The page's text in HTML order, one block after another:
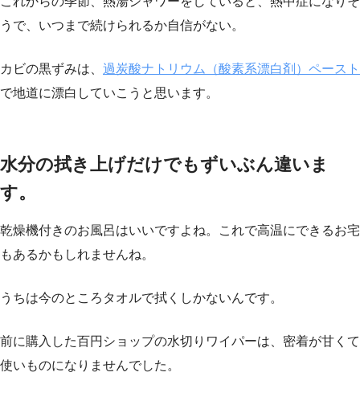
うで、いつまで続けられるか自信がない。
カビの黒ずみは、 過炭酸ナトリウム（酸素系漂白剤）ペースト
で地道に漂白していこうと思います。
水分の拭き上げだけでもずいぶん違いま
す。
乾燥機付きのお風呂はいいですよね。これで高温にできるお宅
もあるかもしれませんね。
うちは今のところタオルで拭くしかないんです。
前に購入した百円ショップの水切りワイパーは、密着が甘くて
使いものになりませんでした。